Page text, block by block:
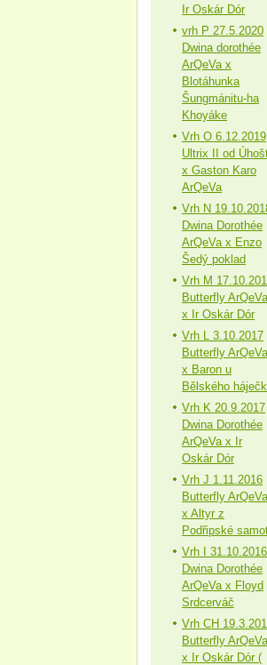
Ir Oskár Dór
vrh P 27.5.2020
Dwina dorothée
ArQeVa x
Blotáhunka
Šungmánitu-ha
Khoyáke
Vrh O 6.12.2019
Ultrix II od
x Gaston Karo
ArQeVa
Vrh N
Dwina Dorothée
ArQeVa x Enzo
Šedý poklad
Vrh M
Butterfly ArQeVa
x Ir Oskár Dór
Vrh L 3.10.2017
Butterfly ArQeVa
x Baron u
Bělského
Vrh K 20.9.2017
Dwina Dorothée
ArQeVa x Ir
Oskár Dór
Vrh J 1.11.2016
Butterfly ArQeVa
x Altyr z
Podřipské
Vrh I 31.10.2016
Dwina Dorothée
ArQeVa x Floyd
Srdcerváč
Vrh CH
Butterfly ArQeVa
x Ir Oskár Dór (